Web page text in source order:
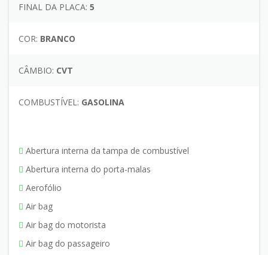
FINAL DA PLACA: 5
COR: BRANCO
CÂMBIO: CVT
COMBUSTÍVEL: GASOLINA
Abertura interna da tampa de combustível
Abertura interna do porta-malas
Aerofólio
Air bag
Air bag do motorista
Air bag do passageiro